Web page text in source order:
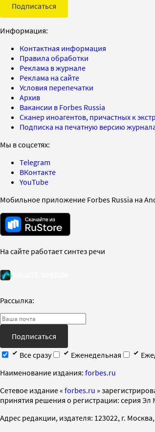
Подписаться
Информация:
Контактная информация
Правила обработки
Реклама в журнале
Реклама на сайте
Условия перепечатки
Архив
Вакансии в Forbes Russia
Сканер иноагентов, причастных к
Подписка на печатную версию
Мы в соцсетях:
Telegram
ВКонтакте
YouTube
Мобильное приложение Forbes Russia на
На сайте работает синтез речи
Рассылка:
Подписаться
Все сразу
Еженедельная
Наименование издания: forbes.ru
Cетевое издание « forbes.ru »
принятия решения о регистрации: серия Эл
Адрес редакции, издателя: 123022, г.